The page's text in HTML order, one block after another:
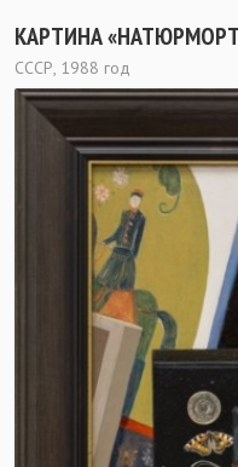
КАРТИНА «НАТЮРМОРТ
СССР, 1988 год